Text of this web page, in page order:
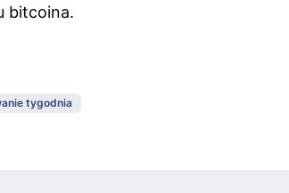
bitcoina.
tygodnia